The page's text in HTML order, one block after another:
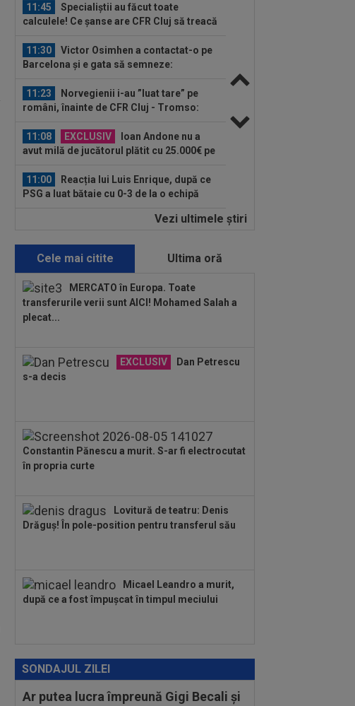
11:45
Specialiștii au făcut toate
calculele! Ce șanse are CFR Cluj să treacă
11:30
Victor Osimhen a contactat-o pe
Barcelona și e gata să semneze:
11:23
Norvegienii i-au ”luat tare” pe
români, înainte de CFR Cluj - Tromso:
11:08
EXCLUSIV
Ioan Andone nu a
avut milă de jucătorul plătit cu 25.000€ pe
11:00
Reacția lui Luis Enrique, după ce
PSG a luat bătaie cu 0-3 de la o echipă
Georgina, făcută "grasă"
12:24
Un club din SuperLigă, aproape
să dea lovitura! Tratative avansate cu
un...
12:18
EXCLUSIV
Ioan Varga ”a
explodat”: ”M-am săturat”
știută dintre Craiova și Kuopio.
Universitatea și...
Vezi ultimele ştiri
Cele mai citite Ultima oră
MERCATO în Europa. Toate
transferurile verii sunt AICI! Mohamed Salah a
plecat...
EXCLUSIV
Dan Petrescu
s-a decis
Constantin Pănescu a murit. S-ar fi electrocutat
în propria curte
Lovitură de teatru: Denis
Drăguș! În pole-position pentru transferul său
Micael Leandro a murit,
după ce a fost împușcat în timpul meciului
SONDAJUL ZILEI
Ar putea lucra împreună Gigi Becali și